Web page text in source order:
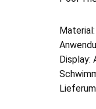
Display: